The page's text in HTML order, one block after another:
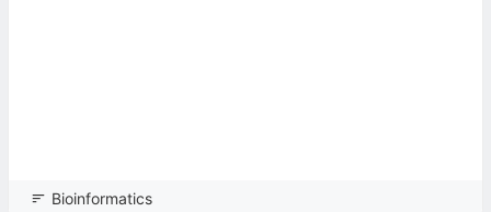
Bioinformatics